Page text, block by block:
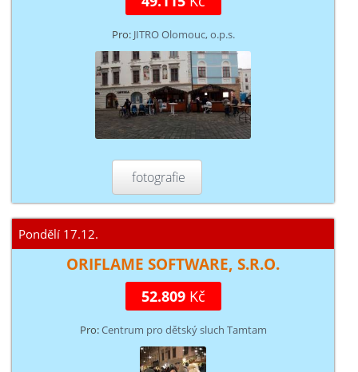
Pro: JITRO Olomouc, o.p.s.
fotografie
Pondělí 17.12.
ORIFLAME SOFTWARE, S.R.O.
52.809Kč
Pro:Centrum pro dětský sluch Tamtam